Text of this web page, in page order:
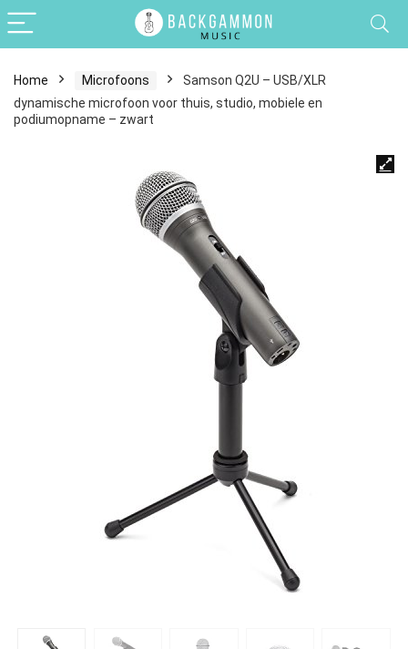
Home Microfoons
Samson Q2U – USB/XLR
dynamische microfoon voor thuis, studio, mobiele en
podiumopname – zwart